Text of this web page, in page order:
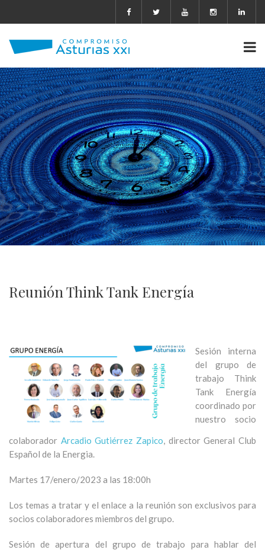
Reunión Think Tank Energía
Sesión interna
del grupo de
trabajo Think
Tank Energía
coordinado por
nuestro socio
colaborador Arcadio Gutiérrez Zapico, director General Club
Español de la Energia.
Martes 17/enero/2023 a las 18:00h
Los temas a tratar y el enlace a la reunión son exclusivos para
socios colaboradores miembros del grupo.
Sesión de apertura del grupo de trabajo para hablar del